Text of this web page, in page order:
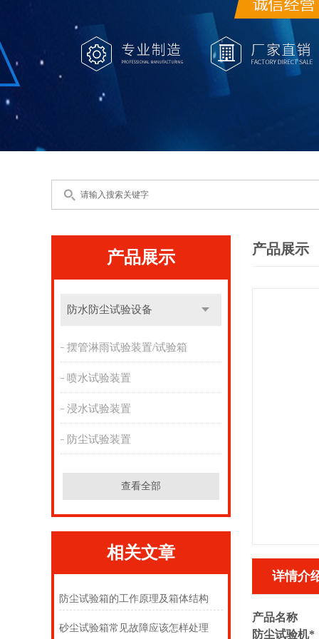
产品展示
防水防尘试验设备
摆管淋雨试验装置/试验箱
喷水试验装置
浸水试验装置
防尘试验装置
查看全部
相关文章
防尘试验箱的工作原理及箱体结构
砂尘试验箱常见故障应该怎样处理
产品展示
详情介
产品名称
防尘试验机*